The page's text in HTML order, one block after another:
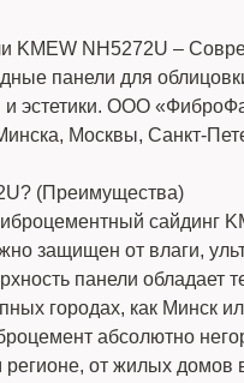
KMEW NH5272U –
панели для
и эстетики. ООО
Москвы, Санкт-
(Преимущества)
сайдинг
защищен от влаги,
панели обладает
городах, как Минск
абсолютно
от жилых домов